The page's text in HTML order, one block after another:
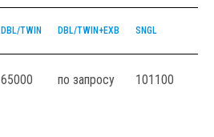
DBL/TWIN DBL/TWIN+EXB SNGL
65000 по запросу 101100